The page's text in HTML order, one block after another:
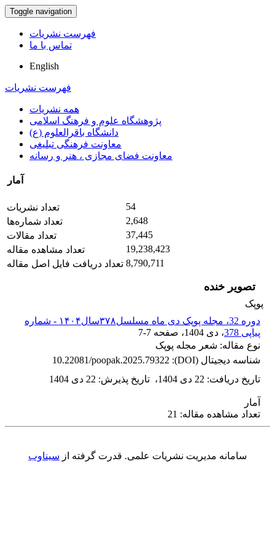
Toggle navigation
فهرست نشریات
تماس با ما
English
فهرست نشریات
همه نشریات
پژوهشگاه علوم و فرهنگ اسلامی
دانشگاه باقرالعلوم (ع)
معاونت فرهنگی تبلیغی
معاونت فضای مجازی ، هنر و رسانه
آمار
تعداد نشریات
54
تعداد شماره‌ها
2,648
تعداد مقالات
37,445
تعداد مشاهده مقاله
19,238,423
تعداد دریافت فایل اصل مقاله 8,790,711
تصویر خنده
پوپک
دوره 32، مجله پوپک دی ماه مسلسل۳۷۸سال۱۴۰۴ - شماره
پیاپی 378
، دی 1404 ، صفحه 7-7
نوع مقاله: شعر مجله پوپک
شناسه دیجیتال (DOI):
10.22081/poopak.2025.79322
تاریخ دریافت: 22 دی 1404 ، تاریخ پذیرش: 22 دی 1404
آمار
تعداد مشاهده مقاله: 21
سامانه مدیریت نشریات علمی. قدرت گرفته از سیناوب